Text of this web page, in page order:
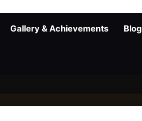
Gallery & Achievements Blog